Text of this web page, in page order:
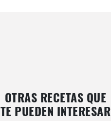
OTRAS RECETAS QUE
TE PUEDEN INTERESAR